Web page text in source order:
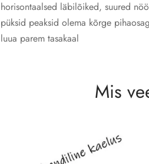
horisontaalsed läbilõiked, suured
püksid peaksid olema kõrge
luua parem tasakaal
Mis